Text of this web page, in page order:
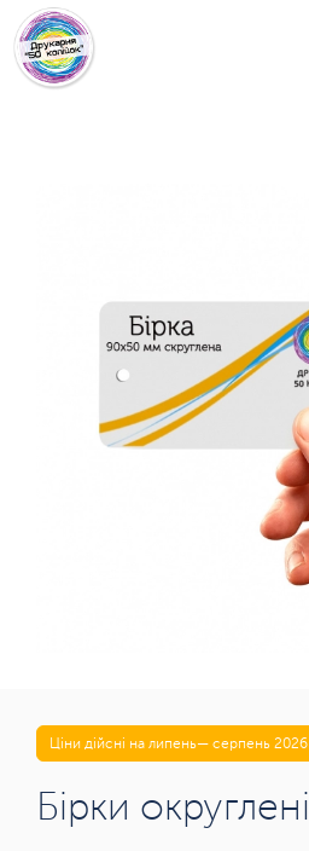
Ціни дійсні на липень— серпень
Бірки